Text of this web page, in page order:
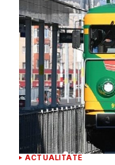
ACTUALITATE